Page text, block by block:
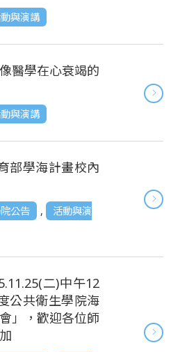
與演講
醫學在心衰竭的
與演講
部學海計畫校內
公告 ,
活動與演
二)中午12
公共衛生學院海
」，歡迎各位師